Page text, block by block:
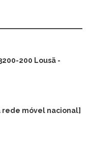
200 Lousã -
rede móvel nacional]